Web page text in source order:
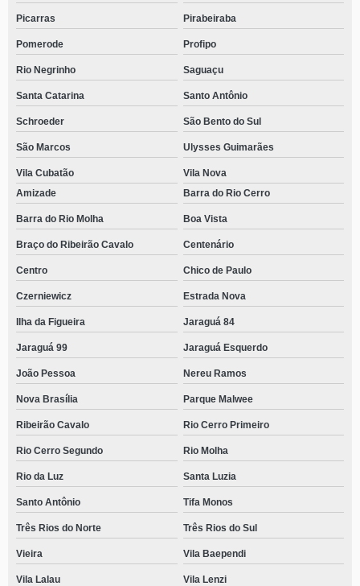
Picarras Pirabeiraba
Pomerode Profipo
Rio Negrinho Saguaçu
Santa Catarina Santo Antônio
Schroeder São Bento do Sul
São Marcos Ulysses Guimarães
Vila Cubatão
Vila Nova
Amizade
Barra do Rio Cerro
Barra do Rio Molha Boa Vista
Braço do Ribeirão Cavalo Centenário
Centro Chico de Paulo
Czerniewicz Estrada Nova
Ilha da Figueira Jaraguá 84
Jaraguá 99 Jaraguá Esquerdo
João Pessoa Nereu Ramos
Nova Brasília Parque Malwee
Ribeirão Cavalo Rio Cerro Primeiro
Rio Cerro Segundo Rio Molha
Rio da Luz Santa Luzia
Santo Antônio Tifa Monos
Três Rios do Norte Três Rios do Sul
Vieira Vila Baependi
Vila Lalau Vila Lenzi